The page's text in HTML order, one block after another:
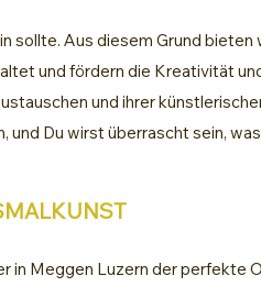
sollte. Aus diesem Grund bieten
und fördern die Kreativität
und ihrer
und Du wirst überrascht sein,
in Meggen Luzern der perfekte